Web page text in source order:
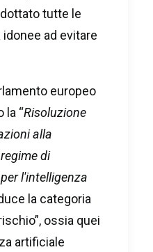
tutte le
ad evitare
europeo
la “Risoluzione
alla
di
l'intelligenza
la categoria
ossia quei
artificiale